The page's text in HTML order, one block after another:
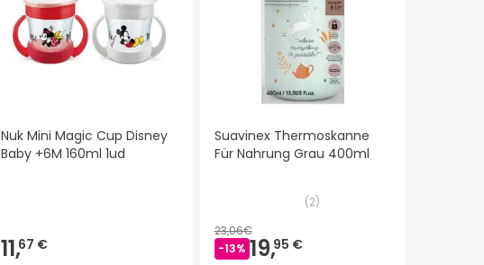
Nuk Mini Magic Cup Disney
Baby +6M 160ml 1ud
11,67 €
Suavinex Thermoskanne
Für Nahrung Grau 400ml
(2)
23,06€
-13% 19,95 €